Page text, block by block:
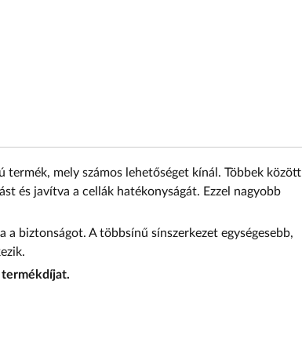
mely számos lehetőséget kínál. Többek között
és javítva a cellák hatékonyságát. Ezzel nagyobb
biztonságot. A többsínű sínszerkezet egységesebb,
termékdíjat.